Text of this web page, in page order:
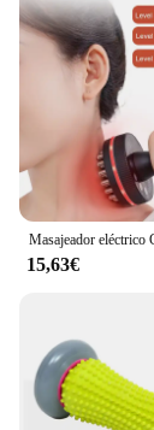
15,63€